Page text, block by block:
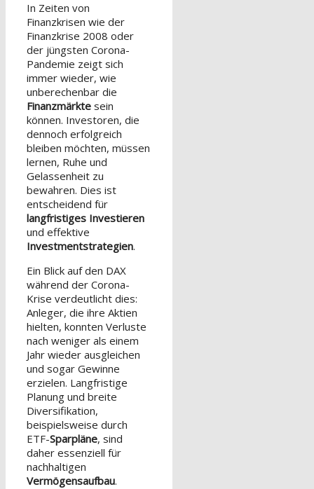
In Zeiten von
Finanzkrisen wie der
Finanzkrise 2008 oder
der jüngsten Corona-
Pandemie zeigt sich
immer wieder, wie
unberechenbar die
Finanzmärkte sein
können. Investoren, die
dennoch erfolgreich
bleiben möchten, müssen
lernen, Ruhe und
Gelassenheit zu
bewahren. Dies ist
entscheidend für
langfristiges Investieren
und effektive
Investmentstrategien.
Ein Blick auf den DAX
während der Corona-
Krise verdeutlicht dies:
Anleger, die ihre Aktien
hielten, konnten Verluste
nach weniger als einem
Jahr wieder ausgleichen
und sogar Gewinne
erzielen. Langfristige
Planung und breite
Diversifikation,
beispielsweise durch
ETF-Sparpläne, sind
daher essenziell für
nachhaltigen
Vermögensaufbau.